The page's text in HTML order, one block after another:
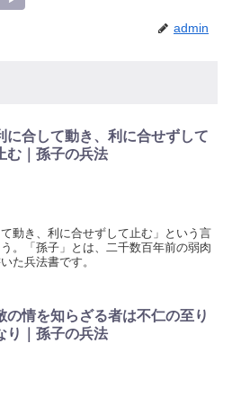
admin
に合して動き、利に合せずして
む｜孫子の兵法
動き、利に合せずして止む」という言
。「孫子」とは、二千数百年前の弱肉
た兵法書です。
の情を知らざる者は不仁の至り
り｜孫子の兵法